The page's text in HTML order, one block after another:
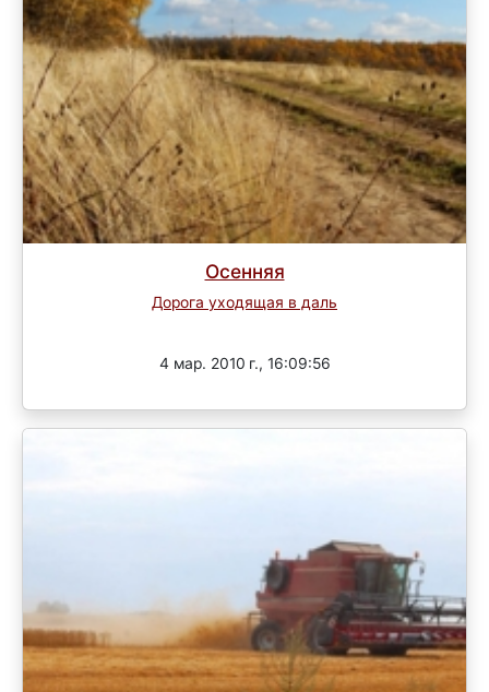
Осенняя
Дорога уходящая в даль
4 мар. 2010 г., 16:09:56